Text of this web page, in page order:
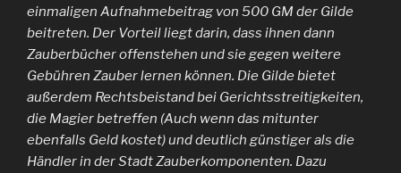
einmaligen Aufnahmebeitrag von 500 GM der Gilde
beitreten. Der Vorteil liegt darin, dass ihnen dann
Zauberbücher offenstehen und sie gegen weitere
Gebühren Zauber lernen können. Die Gilde bietet
außerdem Rechtsbeistand bei Gerichtsstreitigkeiten,
die Magier betreffen (Auch wenn das mitunter
ebenfalls Geld kostet) und deutlich günstiger als die
Händler in der Stadt Zauberkomponenten. Dazu